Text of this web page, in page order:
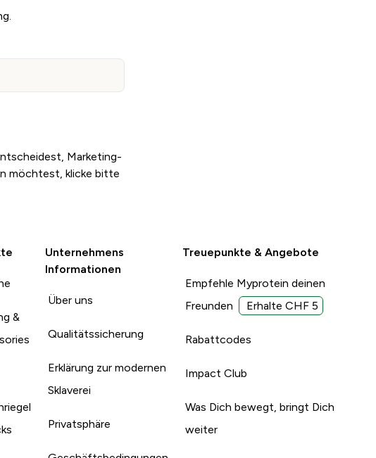
Marketing-
möchtest, klicke bitte
&
Unternehmens
Informationen
Über uns
Qualitätssicherung
Erklärung zur modernen
Sklaverei
Privatsphäre
Treuepunkte & Angebote
Empfehle Myprotein deinen
Freunden
Erhalte CHF 5
Rabattcodes
Impact Club
Was Dich bewegt, bringt Dich
weiter